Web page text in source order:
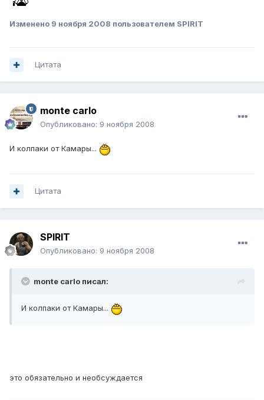
Изменено 9 ноября 2008 пользователем SPIRIT
Цитата
monte carlo
Опубликовано: 9 ноября 2008
И колпаки от Камары...
Цитата
SPIRIT
Опубликовано: 9 ноября 2008
monte carlo писал:
И колпаки от Камары...
это обязательно и необсуждается